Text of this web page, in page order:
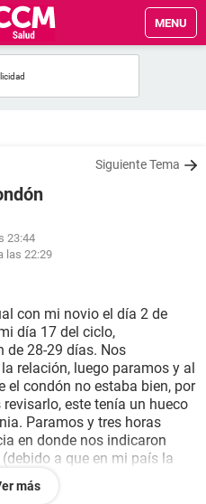
MENU
Siguiente Tema
23:44
las 22:29
con mi novio el día 2 de
día 17 del ciclo,
de 28-29 días. Nos
relación, luego paramos y al
condón no estaba bien, por
este tenía un hueco
Paramos y tres horas
en donde nos indicaron
a que en mi país la
este consiste en tomar
de 12 horas otras dos.
más